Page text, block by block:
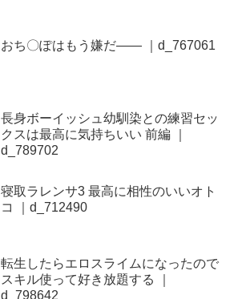
おち〇ぽはもう嫌だ―― ｜d_767061
長身ボーイッシュ幼馴染との練習セッ
クスは最高に気持ちいい 前編 ｜
d_789702
寝取ラレンサ3 最高に相性のいいオト
コ ｜d_712490
転生したらエロスライムになったので
スキル使って好き放題する ｜
d_798642